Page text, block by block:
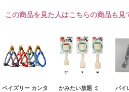
この商品を見た人はこちらの商品も見
ペイズリー カンタ
かみたい放題 ミ
パイ